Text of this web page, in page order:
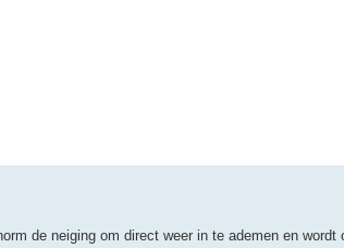
de neiging om direct weer in te ademen en wordt